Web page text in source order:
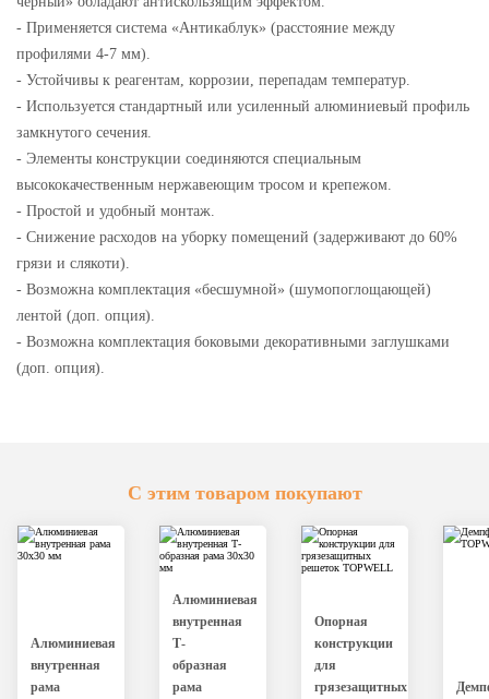
- Применяется система «Антикаблук» (расстояние между
профилями 4-7 мм).
- Устойчивы к реагентам, коррозии, перепадам температур.
- Используется стандартный или усиленный алюминиевый профиль
замкнутого сечения.
- Элементы конструкции соединяются специальным
высококачественным нержавеющим тросом и крепежом.
- Простой и удобный монтаж.
- Снижение расходов на уборку помещений (задерживают до 60%
грязи и слякоти).
- Возможна комплектация «бесшумной» (шумопоглощающей)
лентой (доп. опция).
- Возможна комплектация боковыми декоративными заглушками
(доп. опция).
С этим товаром покупают
Алюминиевая
внутренная
рама
Алюминиевая
внутренная
Т-
образная
рама
Опорная
конструкции
для
грязезащитных